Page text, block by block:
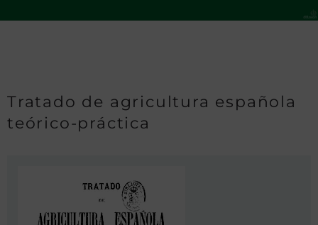
Tratado de agricultura española
teórico-práctica